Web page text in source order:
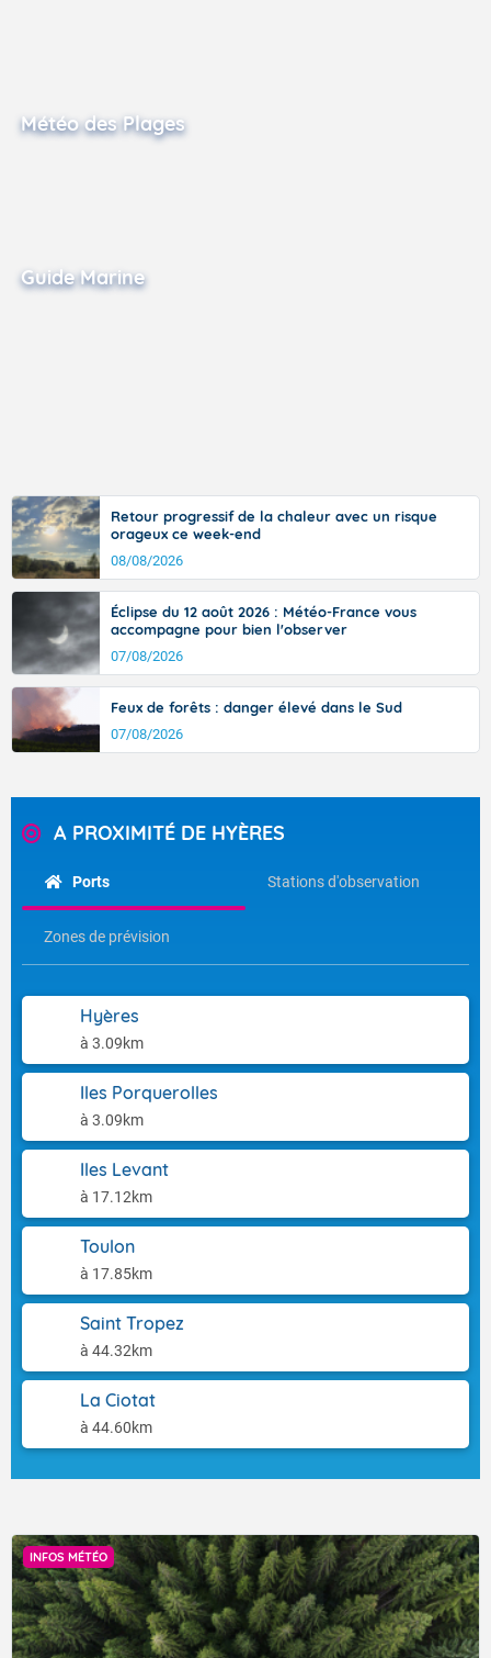
Météo des Plages
Guide Marine
Retour progressif de la chaleur avec un risque
orageux ce week-end
08/08/2026
Éclipse du 12 août 2026 : Météo-France vous
accompagne pour bien l'observer
07/08/2026
Feux de forêts : danger élevé dans le Sud
07/08/2026
A PROXIMITÉ DE HYÈRES
Ports Stations d'observation
Zones de prévision
Hyères
à 3.09km
Iles Porquerolles
à 3.09km
Iles Levant
à 17.12km
Toulon
à 17.85km
Saint Tropez
à 44.32km
La Ciotat
à 44.60km
INFOS MÉTÉO